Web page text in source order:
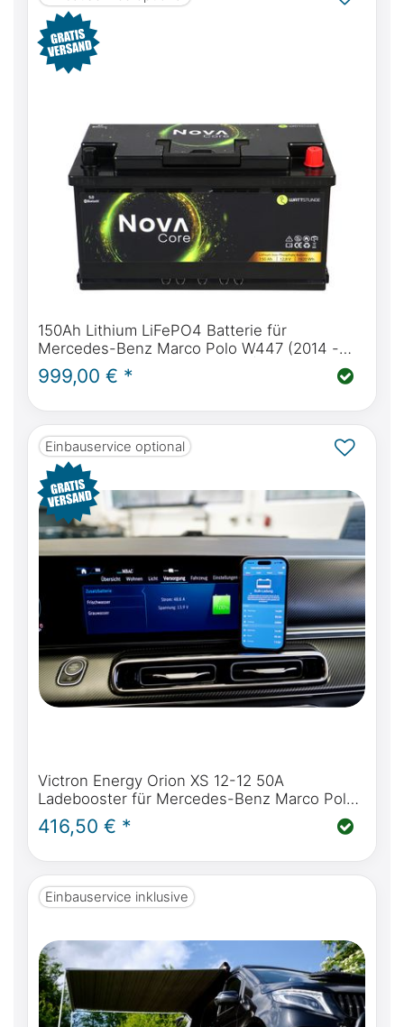
150Ah Lithium LiFePO4 Batterie für
Mercedes-Benz Marco Polo W447 (2014 -
heute) & W639 (2004 - 2014) |
WATTSTUNDE® NOVA Core 150Ah
999,00 € *
Einbauservice optional
Victron Energy Orion XS 12-12 50A
Ladebooster für Mercedes-Benz Marco Polo,
Horizon, Activity
416,50 € *
Einbauservice inklusive